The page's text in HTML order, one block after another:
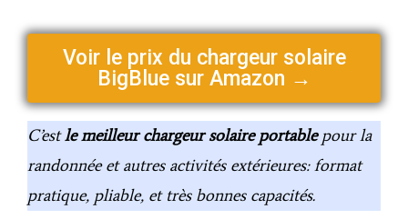
Voir le prix du chargeur solaire
BigBlue sur Amazon →
C’estle meilleur chargeur solaire portablepour la
randonnée et autres activités extérieures: format
pratique, pliable, et très bonnes capacités.